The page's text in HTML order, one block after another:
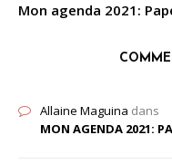
Mon agenda 2021:
Allaine Maguina dans
MON AGENDA 2021: